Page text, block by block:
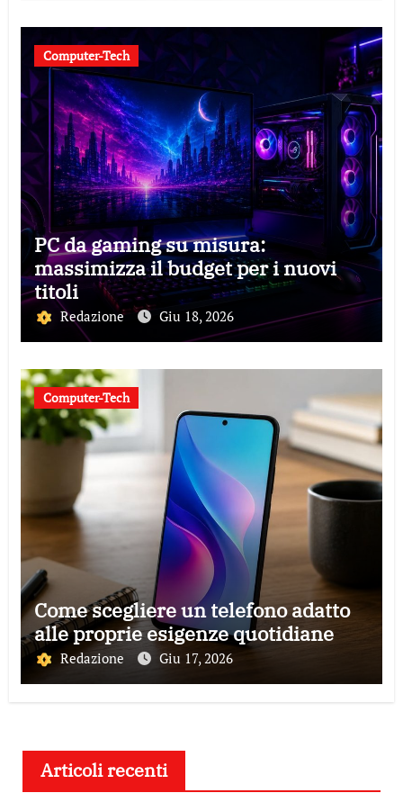
Computer-Tech
PC da gaming su misura:
massimizza il budget per i nuovi
titoli
Redazione Giu 18, 2026
Computer-Tech
Come scegliere un telefono adatto
alle proprie esigenze quotidiane
Redazione Giu 17, 2026
Articoli recenti